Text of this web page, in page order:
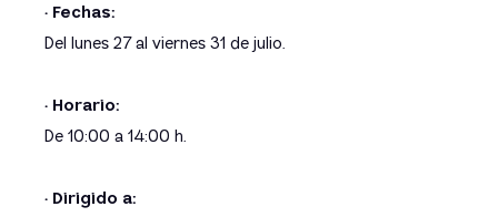
· Fechas:
Del lunes 27 al viernes 31 de julio.
· Horario:
De 10:00 a 14:00 h.
· Dirigido a: